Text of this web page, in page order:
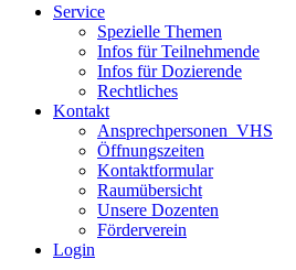
Service
Spezielle Themen
Infos für Teilnehmende
Infos für Dozierende
Rechtliches
Kontakt
Ansprechpersonen_VHS
Öffnungszeiten
Kontaktformular
Raumübersicht
Unsere Dozenten
Förderverein
Login